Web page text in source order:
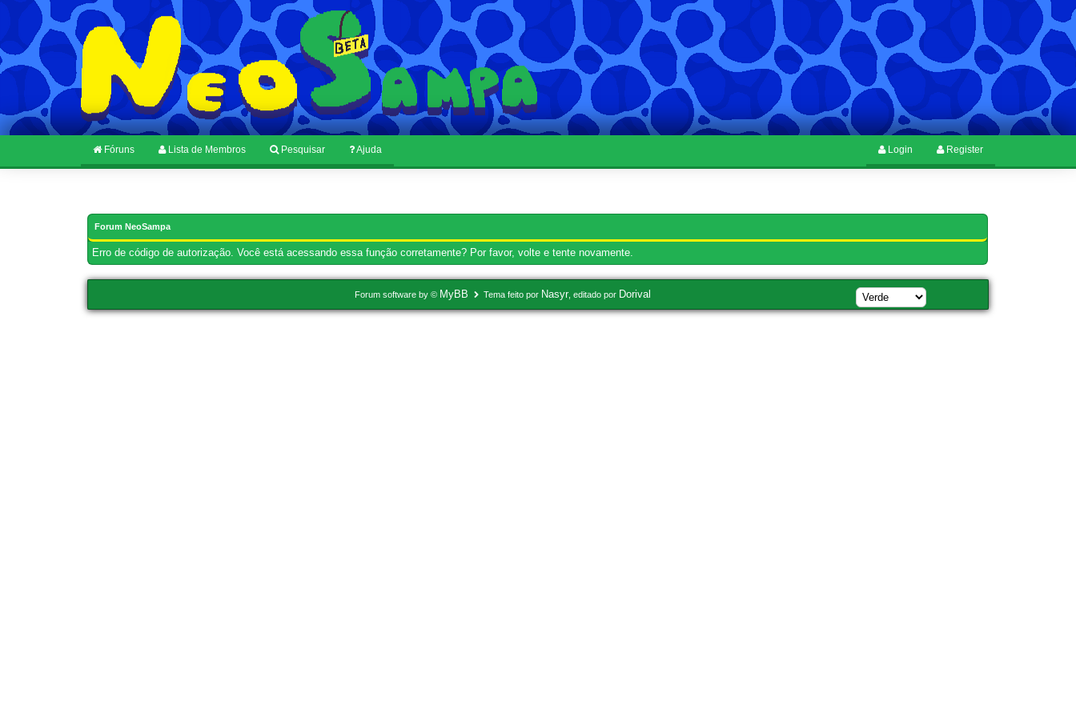
Fóruns Lista de Membros Pesquisar Ajuda Register
Login
Forum NeoSampa
Erro de código de autorização. Você está acessando essa função corretamente? Por favor, volte e tente novamente.
Forum software by © MyBB Tema feito por Nasyr, editado por Dorival